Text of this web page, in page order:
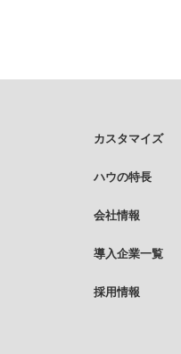
カスタマイズ
ハウの特長
会社情報
導入企業一覧
採用情報